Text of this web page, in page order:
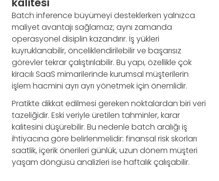
Batch inference büyümeyi desteklerken yalnızca
maliyet avantajı sağlamaz; aynı zamanda
operasyonel disiplin kazandırır. İş yükleri
kuyruklanabilir, önceliklendirilebilir ve başarısız
görevler tekrar çalıştırılabilir. Bu yapı, özellikle çok
kiracılı SaaS mimarilerinde kurumsal müşterilerin
işlem hacmini ayrı ayrı yönetmek için önemlidir.
Pratikte dikkat edilmesi gereken noktalardan biri veri
tazeliğidir. Eski veriyle üretilen tahminler, karar
kalitesini düşürebilir. Bu nedenle batch aralığı iş
ihtiyacına göre belirlenmelidir: finansal risk skorları
saatlik, içerik önerileri günlük, uzun dönem müşteri
yaşam döngüsü analizleri ise haftalık çalışabilir.